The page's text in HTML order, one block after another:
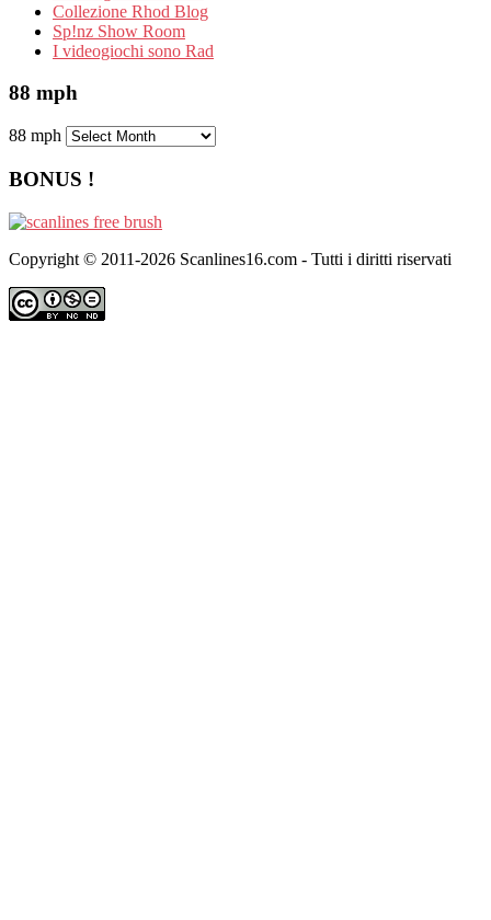
Collezione Rhod Blog
Sp!nz Show Room
I videogiochi sono Rad
88 mph
88 mph
BONUS !
Copyright © 2011-2026 Scanlines16.com - Tutti i diritti riservati